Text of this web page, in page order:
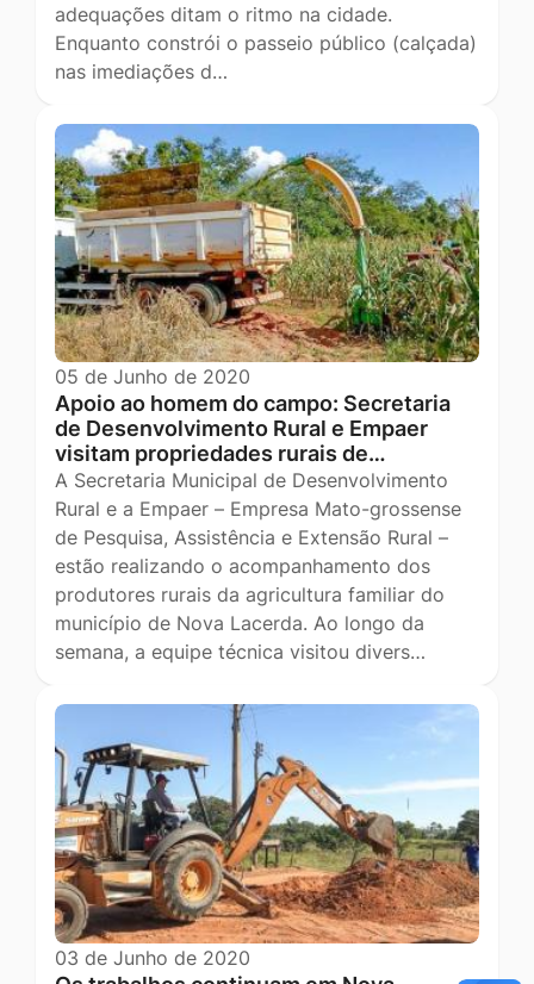
adequações ditam o ritmo na cidade.
Enquanto constrói o passeio público (calçada)
nas imediações d…
05 de Junho de 2020
Apoio ao homem do campo: Secretaria
de Desenvolvimento Rural e Empaer
visitam propriedades rurais de…
A Secretaria Municipal de Desenvolvimento
Rural e a Empaer – Empresa Mato-grossense
de Pesquisa, Assistência e Extensão Rural –
estão realizando o acompanhamento dos
produtores rurais da agricultura familiar do
município de Nova Lacerda. Ao longo da
semana, a equipe técnica visitou divers…
03 de Junho de 2020